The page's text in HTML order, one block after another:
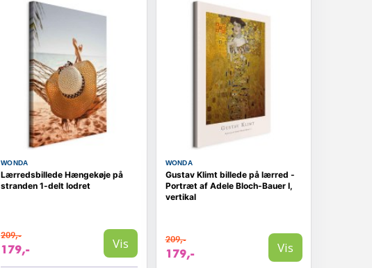
WONDA
Lærredsbillede Hængekøje på
stranden 1-delt lodret
209,-
179,- Vis
WONDA
Gustav Klimt billede på lærred -
Portræt af Adele Bloch-Bauer I,
vertikal
209,-
179,- Vis